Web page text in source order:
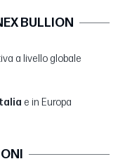
BULLION
a livello globale
e in Europa